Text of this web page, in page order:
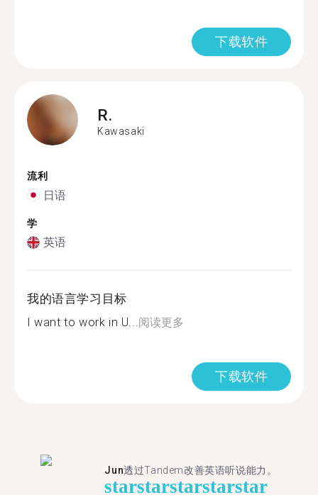
下载软件
R.
Kawasaki
流利
日语
学
英语
我的语言学习目标
I want to work in U...阅读更多
下载软件
Jun透过Tandem改善英语听说能力。
starstarstarstarstar